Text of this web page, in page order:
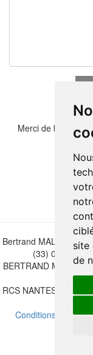
site
de
Merci de bien
Bertrand MALVAUX -
(33) 02 40 733
BERTRAND
RCS NANTES B 442
Conditions de vente